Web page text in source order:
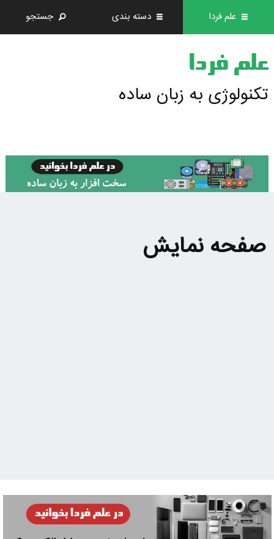
علم فردا دسته بندی جستجو
علم فردا
تکنولوژی به زبان ساده
صفحه نمايش